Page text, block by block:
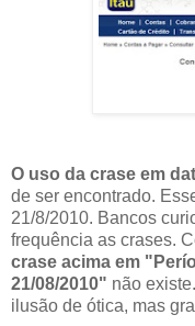
O uso da crase em
de ser encontrado.
21/8/2010. Bancos
frequência as crases.
crase acima em
21/08/2010" não
ilusão de ótica, mas